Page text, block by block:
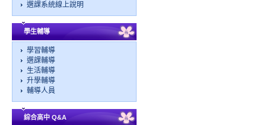
選課系統線上說明
學生輔導
學習輔導
選課輔導
生活輔導
升學輔導
輔導人員
綜合高中 Q&A